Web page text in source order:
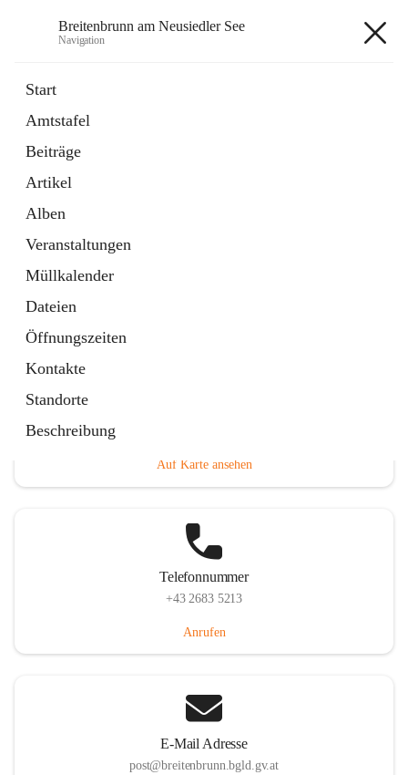
Breitenbrunn am Neusiedler See
Navigation
Start
Amtstafel
Beiträge
Artikel
Alben
Veranstaltungen
Müllkalender
Dateien
Öffnungszeiten
Kontakte
Standorte
Beschreibung
18 Schnellzugriffe
Gemeindeservice
Auf Karte ansehen
Telefonnummer
+43 2683 5213
Anrufen
E-Mail Adresse
post@breitenbrunn.bgld.gv.at